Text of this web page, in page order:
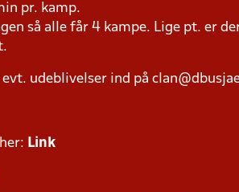
pr. kamp.
så alle får 4 kampe. Lige pt. er
udeblivelser ind på
Link